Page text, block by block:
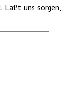
Laßt uns sorgen,